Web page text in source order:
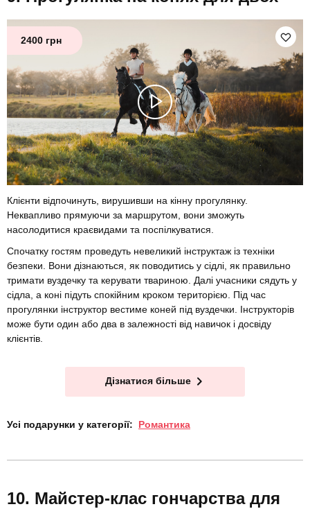
2400 грн
Клієнти відпочинуть, вирушивши на кінну прогулянку.
Неквапливо прямуючи за маршрутом, вони зможуть
насолодитися краєвидами та поспілкуватися.
Спочатку гостям проведуть невеликий інструктаж із техніки
безпеки. Вони дізнаються, як поводитись у сідлі, як правильно
тримати вуздечку та керувати твариною. Далі учасники сядуть у
сідла, а коні підуть спокійним кроком територією. Під час
прогулянки інструктор вестиме коней під вуздечки. Інструкторів
може бути один або два в залежності від навичок і досвіду
клієнтів.
Дізнатися більше
Усі подарунки у категорії: Романтика
Майстер-клас гончарства для